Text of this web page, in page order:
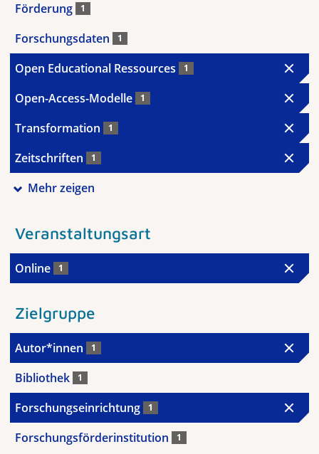
Förderung 1
Forschungsdaten 1
Open Educational Ressources 1
Open-Access-Modelle 1
Transformation 1
Zeitschriften 1
Mehr zeigen
Veranstaltungsart
Online 1
Zielgruppe
Autor*innen 1
Bibliothek 1
Forschungseinrichtung 1
Forschungsförderinstitution 1